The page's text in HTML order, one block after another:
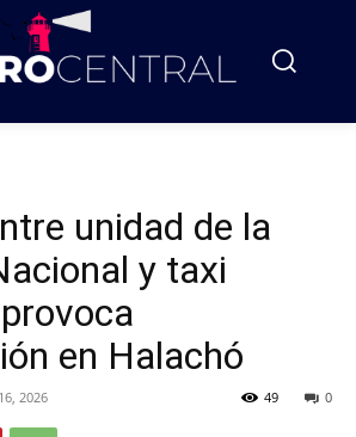
unidad de la
y taxi
en Halachó
2026 0
49